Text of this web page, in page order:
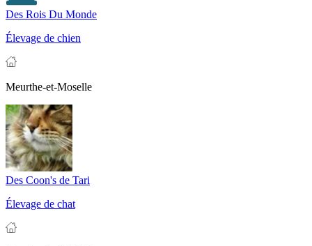
Des Rois Du Monde
Élevage de chien
Meurthe-et-Moselle
Des Coon's de Tari
Élevage de chat